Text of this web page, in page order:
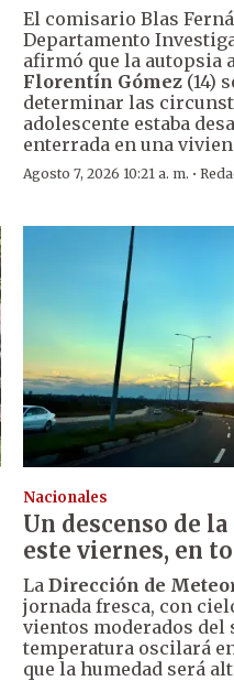
El comisario Blas
Departamento
afirmó que la autopsia
Florentín Gómez(14)
determinar las
adolescente estaba
enterrada en una
Agosto 7, 2026 10:21 a. m. ·
Nacionales
Un descenso de
este viernes, en
La Dirección de
jornada fresca, con
vientos moderados del
temperatura oscilará
que la humedad será